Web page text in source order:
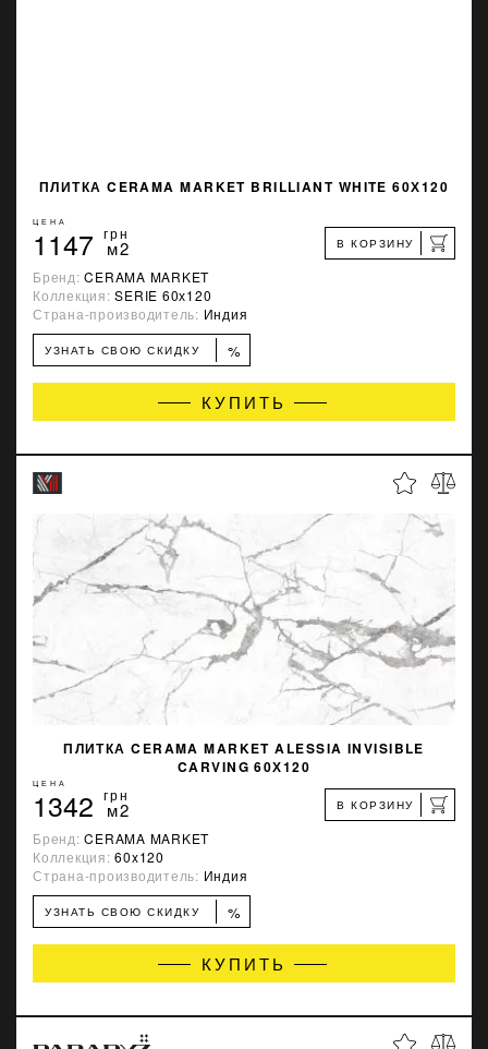
ПЛИТКА CERAMA MARKET BRILLIANT WHITE 60Х120
ЦЕНА
1147 грн
м2 В КОРЗИНУ
Бренд:CERAMA MARKET
Коллекция:SERIE 60х120
Страна-производитель: Индия
УЗНАТЬ СВОЮ СКИДКУ %
КУПИТЬ
ПЛИТКА CERAMA MARKET ALESSIA INVISIBLE
CARVING 60Х120
ЦЕНА
1342 грн
м2 В КОРЗИНУ
Бренд:CERAMA MARKET
Коллекция:60x120
Страна-производитель: Индия
УЗНАТЬ СВОЮ СКИДКУ %
КУПИТЬ